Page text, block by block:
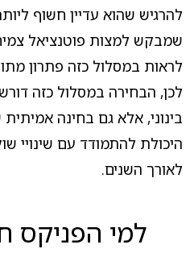
להרגיש שהוא עדיין חשוף
שמבקש למצות פוטנציאל
לראות במסלול כזה פתרון
לכן, הבחירה במסלול כזה
בינוני, אלא גם בחינה
היכולת להתמודד עם שינויי
לאורך השנים.
למי הפניקס